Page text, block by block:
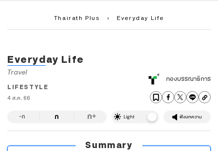
Thairath Plus › Everyday Life
Everyday Life
Travel
LIFESTYLE
4 ส.ค. 66
กองบรรณาธิการ
-ก ก ก+ Light ฟังบทความ
Summary